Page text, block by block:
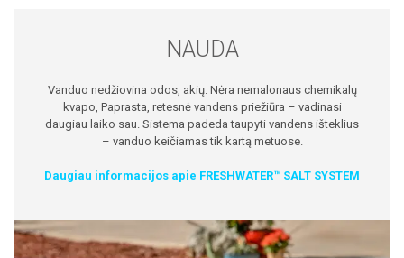
NAUDA
Vanduo nedžiovina odos, akių. Nėra nemalonaus chemikalų
kvapo, Paprasta, retesnė vandens priežiūra – vadinasi
daugiau laiko sau. Sistema padeda taupyti vandens išteklius
– vanduo keičiamas tik kartą metuose.
Daugiau informacijos apie FRESHWATER™ SALT SYSTEM